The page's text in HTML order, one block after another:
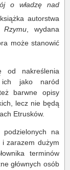
o władzę nad
autorstwa
Rzymu , wydana
może stanowić
od nakreślenia
ich jako naród
barwne opisy
lecz nie będą
Etrusków.
na
i zarazem dużym
terminów
głównych osób